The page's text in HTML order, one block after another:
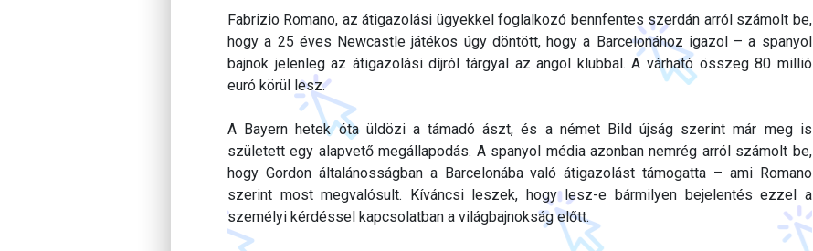
Fabrizio Romano, az átigazolási ügyekkel foglalkozó bennfentes szerdán arról számolt be,
hogy a 25 éves Newcastle játékos úgy döntött, hogy a Barcelonához igazol – a spanyol
bajnok jelenleg az átigazolási díjról tárgyal az angol klubbal. A várható összeg 80 millió
euró körül lesz.
A Bayern hetek óta üldözi a támadó ászt, és a német Bild újság szerint már meg is
született egy alapvető megállapodás. A spanyol média azonban nemrég arról számolt be,
hogy Gordon általánosságban a Barcelonába való átigazolást támogatta – ami Romano
szerint most megvalósult. Kíváncsi leszek, hogy lesz-e bármilyen bejelentés ezzel a
személyi kérdéssel kapcsolatban a világbajnokság előtt.